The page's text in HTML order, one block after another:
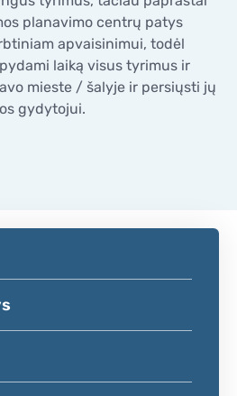
planavimo centrų patys
apvaisinimui, todėl
laiką visus tyrimus ir
mieste / šalyje ir persiųsti jų
gydytojui.